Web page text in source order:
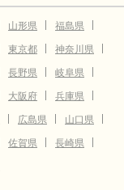
山形県
福島県
東京都
神奈川県
長野県
岐阜県
大阪府
兵庫県
広島県
山口県
佐賀県
長崎県